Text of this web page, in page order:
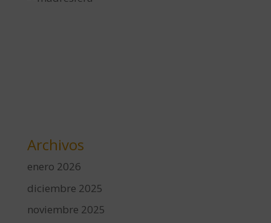
Archivos
enero 2026
diciembre 2025
noviembre 2025